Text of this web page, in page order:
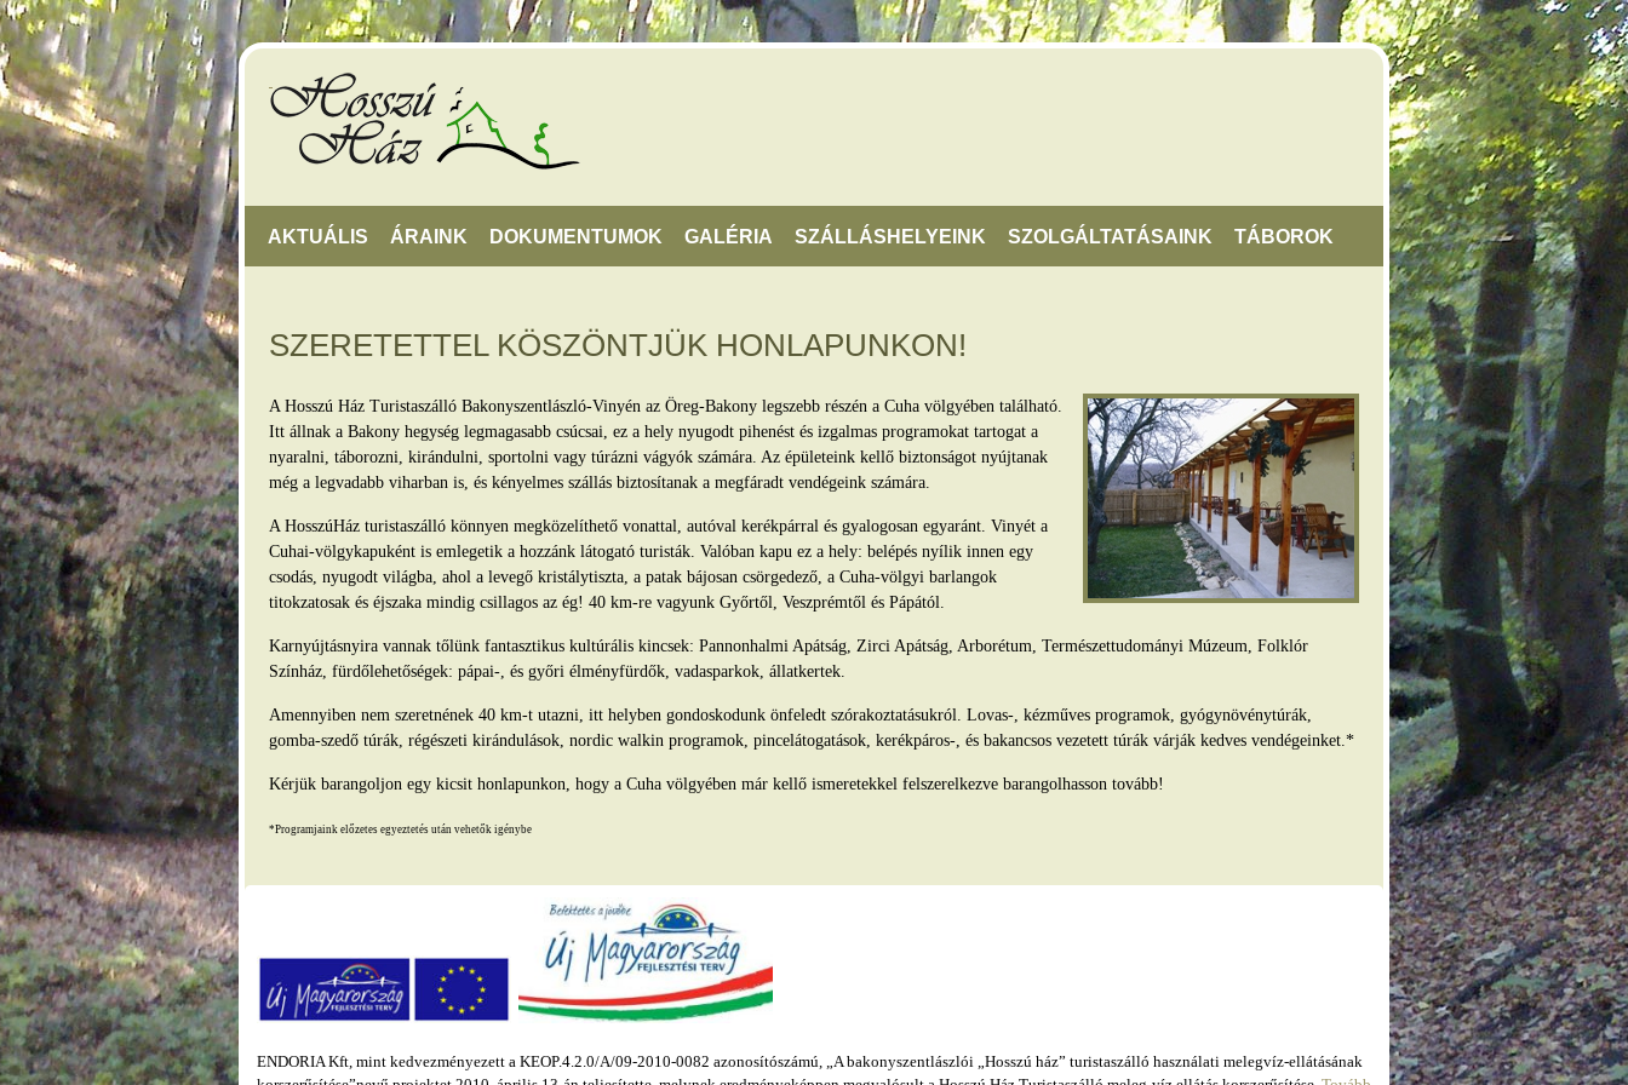
AKTUÁLIS ÁRAINK DOKUMENTUMOK GALÉRIA SZÁLLÁSHELYEINK SZOLGÁLTATÁSAINK TÁBOROK
SZERETETTEL KÖSZÖNTJÜK HONLAPUNKON!
A Hosszú Ház Turistaszálló Bakonyszentlászló-Vinyén az Öreg-Bakony legszebb részén a Cuha völgyében található.
Itt állnak a Bakony hegység legmagasabb csúcsai, ez a hely nyugodt pihenést és izgalmas programokat tartogat a
nyaralni, táborozni, kirándulni, sportolni vagy túrázni vágyók számára. Az épületeink kellő biztonságot nyújtanak
még a legvadabb viharban is, és kényelmes szállás biztosítanak a megfáradt vendégeink számára.
A HosszúHáz turistaszálló könnyen megközelíthető vonattal, autóval kerékpárral és gyalogosan egyaránt. Vinyét a
Cuhai-völgykapuként is emlegetik a hozzánk látogató turisták. Valóban kapu ez a hely: belépés nyílik innen egy
csodás, nyugodt világba, ahol a levegő kristálytiszta, a patak bájosan csörgedező, a Cuha-völgyi barlangok
titokzatosak és éjszaka mindig csillagos az ég! 40 km-re vagyunk Győrtől, Veszprémtől és Pápától.
Karnyújtásnyira vannak tőlünk fantasztikus kultúrális kincsek: Pannonhalmi Apátság, Zirci Apátság, Arborétum, Természettudományi Múzeum, Folklór
Színház, fürdőlehetőségek: pápai-, és győri élményfürdők, vadasparkok, állatkertek.
Amennyiben nem szeretnének 40 km-t utazni, itt helyben gondoskodunk önfeledt szórakoztatásukról. Lovas-, kézműves programok, gyógynövénytúrák,
gomba-szedő túrák, régészeti kirándulások, nordic walkin programok, pincelátogatások, kerékpáros-, és bakancsos vezetett túrák várják kedves vendégeinket.*
Kérjük barangoljon egy kicsit honlapunkon, hogy a Cuha völgyében már kellő ismeretekkel felszerelkezve barangolhasson tovább!
*Programjaink előzetes egyeztetés után vehetők igénybe
ENDORIA Kft, mint kedvezményezett a KEOP.4.2.0/A/09-2010-0082 azonosítószámú, „A bakonyszentlászlói „Hosszú ház” turistaszálló használati melegvíz-ellátásának